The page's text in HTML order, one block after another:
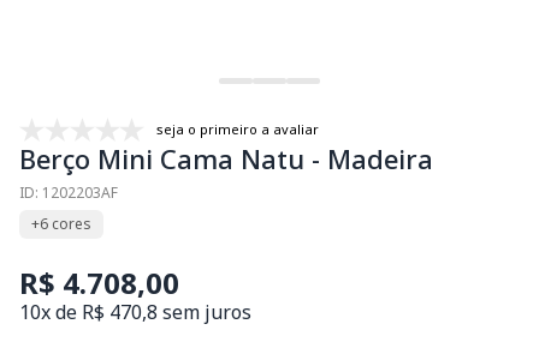
seja o primeiro a avaliar
Berço Mini Cama Natu - Madeira
ID: 1202203AF
+6 cores
R$ 4.708,00
10x de R$ 470,8 sem juros